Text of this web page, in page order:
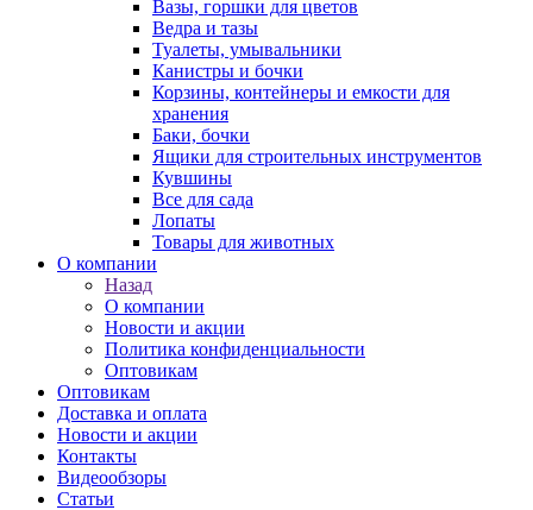
Вазы, горшки для цветов
Ведра и тазы
Туалеты, умывальники
Канистры и бочки
Корзины, контейнеры и емкости для
хранения
Баки, бочки
Ящики для строительных инструментов
Кувшины
Все для сада
Лопаты
Товары для животных
О компании
Назад
О компании
Новости и акции
Политика конфиденциальности
Оптовикам
Оптовикам
Доставка и оплата
Новости и акции
Контакты
Видеообзоры
Статьи